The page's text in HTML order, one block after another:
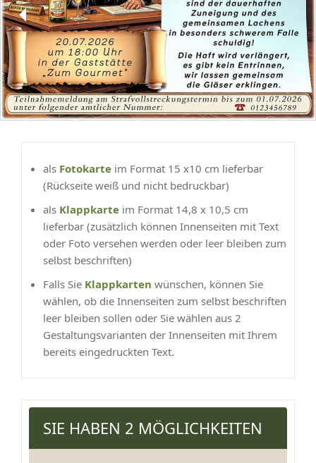
als Fotokarte im Format 15 x10 cm lieferbar
(Rückseite weiß und nicht bedruckbar)
als Klappkarte im Format 14,8 x 10,5 cm
lieferbar (zusätzlich können Innenseiten mit Text
oder Foto versehen werden oder leer bleiben zum
selbst beschriften)
Falls Sie Klappkarten wünschen, können Sie
wählen, ob die Innenseiten zum selbst beschriften
leer bleiben sollen oder Sie wählen aus 2
Gestaltungsvarianten der Innenseiten mit Ihrem
bereits eingedruckten Text.
SIE HABEN 2 MÖGLICHKEITEN